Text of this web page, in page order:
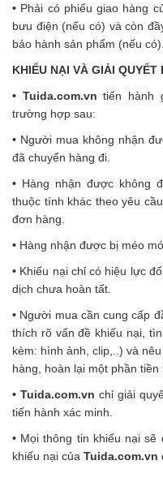
• Phải có phiếu giao hàng
bưu điện (nếu có) và còn
bảo hành sản phẩm (nếu có).
KHIẾU NẠI VÀ GIẢI QUYẾT
• Tuida.com.vn tiến hành
trường hợp sau:
• Người mua không nhận
đã chuyển hàng đi.
• Hàng nhận được không
thuộc tính khác theo yêu
đơn hàng.
• Hàng nhận được bị méo
• Khiếu nại chỉ có hiệu lực
dịch chưa hoàn tất.
• Người mua cần cung cấp
thích rõ vấn đề khiếu nại,
kèm: hình ảnh, clip,..) và
hàng, hoàn lại một phần tiền
• Tuida.com.vn chỉ giải
tiến hành xác minh.
• Mọi thông tin khiếu nại
khiếu nại của Tuida.com.vn